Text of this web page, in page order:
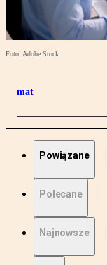
Foto: Adobe Stock
mat
Powiązane
Polecane
Najnowsze